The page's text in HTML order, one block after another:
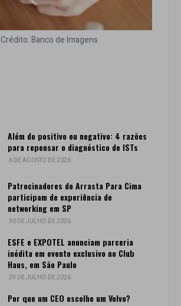
Crédito: Banco de Imagens
Além do positivo ou negativo: 4 razões
para repensar o diagnóstico de ISTs
6 DE AGOSTO DE 2026
Patrocinadores do Arrasta Para Cima
participam de experiência de
networking em SP
30 DE JULHO DE 2026
ESFE e EXPOTEL anunciam parceria
inédita em evento exclusivo no Club
Haus, em São Paulo
29 DE JULHO DE 2026
Por que um CEO escolhe um Volvo?